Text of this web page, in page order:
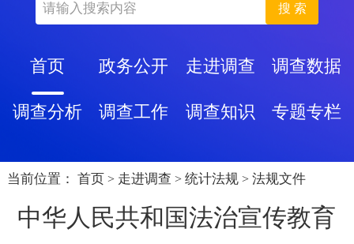
搜 索
首页 政务公开 走进调查 调查数据
调查分析 调查工作 调查知识 专题专栏
当前位置： 首页 > 走进调查 > 统计法规 > 法规文件
中华人民共和国法治宣传教育